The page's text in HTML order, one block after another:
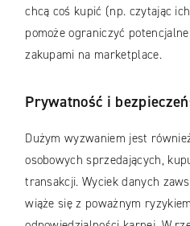
chcą coś kupić (np. czytając
pomoże ograniczyć
zakupami na marketplace.
Prywatność i
Dużym wyzwaniem jest
osobowych sprzedających,
transakcji. Wyciek danych
wiąże się z poważnym